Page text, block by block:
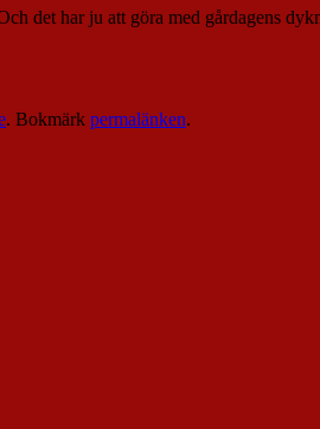
det har ju att göra med gårdagens
. Bokmärk permalänken.